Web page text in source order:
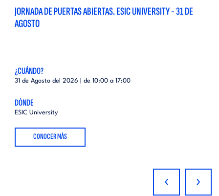
JORNADA DE PUERTAS ABIERTAS. ESIC UNIVERSITY - 31 DE
AGOSTO
¿CUÁNDO?
31 de Agosto del 2026 | de 10:00 a 17:00
DÓNDE
ESIC University
CONOCER MÁS
‹ ›